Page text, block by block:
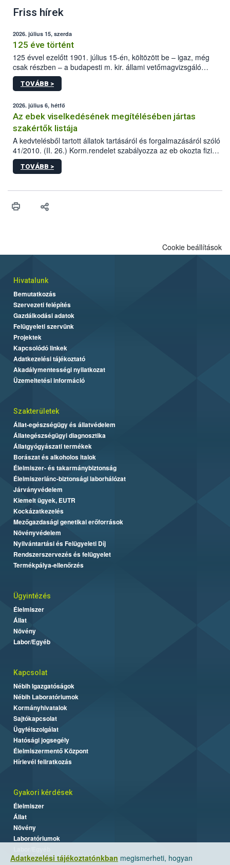
Friss hírek
2026. július 15, szerda
125 éve történt
125 évvel ezelőtt 1901. július 15-én, költözött be – igaz, még
csak részben – a budapesti m. kir. állami vetőmagvizsgáló
állomás a Kis Rókus utca 15. szám alatti, Czigler Győző által
tervezett új épületébe.
TOVÁBB >
2026. július 6, hétfő
Az ebek viselkedésének megítélésében jártas
szakértők listája
A kedvtelésből tartott állatok tartásáról és forgalmazásáról szóló
41/2010. (II. 26.) Korm.rendelet szabályozza az eb okozta fizikai
sérülés, illetve ennek veszélye keletkezésekor felmerülő
hatósági feladatokat, valamint a veszélyes eb tartását és annak
vonni az ebek viselkedésének megítélésében jártas szakértőt.
TOVÁBB >
Adatkezelési tájékoztatónkban megismerheti, hogyan
Cookie beállítások
Hivatalunk
Bemutatkozás
Szervezeti felépítés
Gazdálkodási adatok
Felügyeleti szervünk
Projektek
Kapcsolódó linkek
Adatkezelési tájékoztató
Akadálymentességi nyilatkozat
Üzemeltetési információ
Szakterületek
Állat-egészségügy és állatvédelem
Állategészségügyi diagnosztika
Állatgyógyászati termékek
Borászat és alkoholos italok
Élelmiszer- és takarmánybiztonság
Élelmiszerlánc-biztonsági laborhálózat
Járványvédelem
Kiemelt ügyek, EUTR
Kockázatkezelés
Mezőgazdasági genetikai erőforrások
Növényvédelem
Nyilvántartási és Felügyeleti Díj
Rendszerszervezés és felügyelet
Termékpálya-ellenőrzés
Ügyintézés
Élelmiszer
Állat
Növény
Labor/Egyéb
Kapcsolat
Nébih Igazgatóságok
Nébih Laboratóriumok
Kormányhivatalok
Sajtókapcsolat
Ügyfélszolgálat
Hatósági jogsegély
Élelmiszermentő Központ
Hírlevél feliratkozás
Gyakori kérdések
Élelmiszer
Állat
Növény
Laboratóriumok